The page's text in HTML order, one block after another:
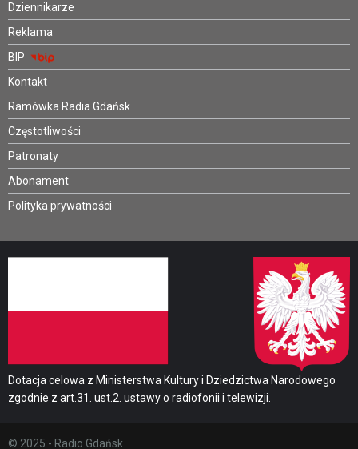
Dziennikarze
Reklama
BIP
Kontakt
Ramówka Radia Gdańsk
Częstotliwości
Patronaty
Abonament
Polityka prywatności
Dotacja celowa z Ministerstwa Kultury i Dziedzictwa Narodowego
zgodnie z art.31. ust.2. ustawy o radiofonii i telewizji.
© 2025 - Radio Gdańsk